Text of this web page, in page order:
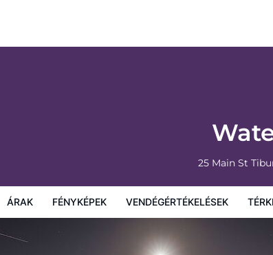
25 Main St
ÁRAK FÉNYKÉPEK VENDÉGÉRTÉKELÉSEK
Hotel